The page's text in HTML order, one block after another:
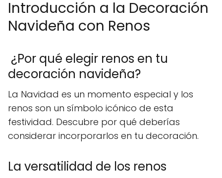
Introducción a la Decoración
Navideña con Renos
¿Por qué elegir renos en tu
decoración navideña?
La Navidad es un momento especial y los
renos son un símbolo icónico de esta
festividad. Descubre por qué deberías
considerar incorporarlos en tu decoración.
La versatilidad de los renos